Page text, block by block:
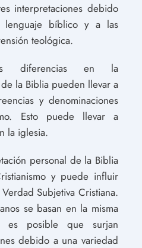
interpretaciones debido
bíblico y a las
teológica.
diferencias en la
la Biblia pueden llevar a
y denominaciones
Esto puede llevar a
la iglesia.
personal de la Biblia
y puede influir
Subjetiva Cristiana.
se basan en la misma
es posible que surjan
debido a una variedad